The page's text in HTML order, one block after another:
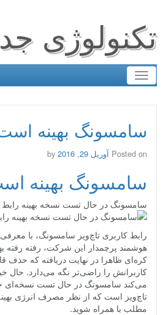
تکنولوژی
Toggle
navigation
سامسونگ بهینه
Posted on آوریل 29, 2016
سامسونگ بهینه
سامسونگ در حال تست نسخه بهینه رابط
رابط کاربری تاچ‌ویز سامسونگ، با
هوشمند پرچمدار این شرکت، رفته رفته
کره‌ای ظاهرا در نهایت دریافته که حذف
کاربرانش را راضی‌تر نگه می‌دارد. حال
می‌کند سامسونگ در حال تست نسخه‌ای
تاچ‌ویز است که از نظر مصرف انرژی
مطلب با همراه شوید.